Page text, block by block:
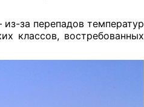
за перепадов температур
классов, востребованных